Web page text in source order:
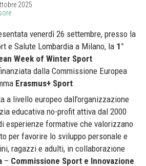
2025
venerdì 26 settembre, presso la
e Salute Lombardia a Milano, la 1°
Week of Winter Sport
dalla Commissione Europea
Erasmus+ Sport.
a livello europeo dall’organizzazione
educativa no-profit attiva dal 2000
esperienze formative che valorizzano
per favorire lo sviluppo personale e
ragazzi e adulti, in collaborazione
– Commissione Sport e Innovazione